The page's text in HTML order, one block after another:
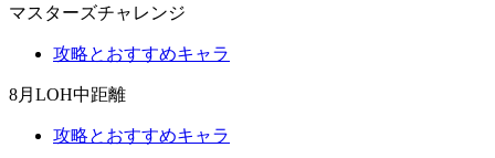
マスターズチャレンジ
攻略とおすすめキャラ
8月LOH中距離
攻略とおすすめキャラ